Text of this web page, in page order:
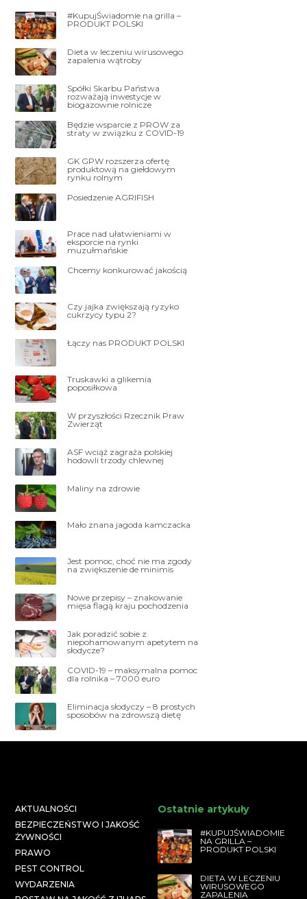
#KupujŚwiadomie na grilla –
PRODUKT POLSKI
Dieta w leczeniu wirusowego
zapalenia wątroby
Spółki Skarbu Państwa
rozważają inwestycje w
biogazownie rolnicze
Będzie wsparcie z PROW za
straty w związku z COVID-19
GK GPW rozszerza ofertę
produktową na giełdowym
rynku rolnym
Posiedzenie AGRIFISH
Prace nad ułatwieniami w
eksporcie na rynki
muzułmańskie
Chcemy konkurować jakością
Czy jajka zwiększają ryzyko
cukrzycy typu 2?
Łączy nas PRODUKT POLSKI
Truskawki a glikemia
poposiłkowa
W przyszłości Rzecznik Praw
Zwierząt
ASF wciąż zagraża polskiej
hodowli trzody chlewnej
Maliny na zdrowie
Mało znana jagoda kamczacka
Jest pomoc, choć nie ma zgody
na zwiększenie de minimis
Nowe przepisy – znakowanie
mięsa flagą kraju pochodzenia
Jak poradzić sobie z
niepohamowanym apetytem na
słodycze?
COVID-19 – maksymalna pomoc
dla rolnika – 7000 euro
Eliminacja słodyczy – 8 prostych
sposobów na zdrowszą dietę
AKTUALNOŚCI
BEZPIECZEŃSTWO I JAKOŚĆ
ŻYWNOŚCI
PRAWO
PEST CONTROL
WYDARZENIA
Ostatnie artykuły
#KUPUJŚWIADOMIE
NA GRILLA –
PRODUKT POLSKI
DIETA W LECZENIU
WIRUSOWEGO
ZAPALENIA